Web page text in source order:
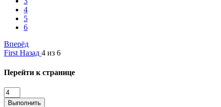
4
5
6
Вперёд
First Назад 4 из 6
Перейти к странице
Выполнить